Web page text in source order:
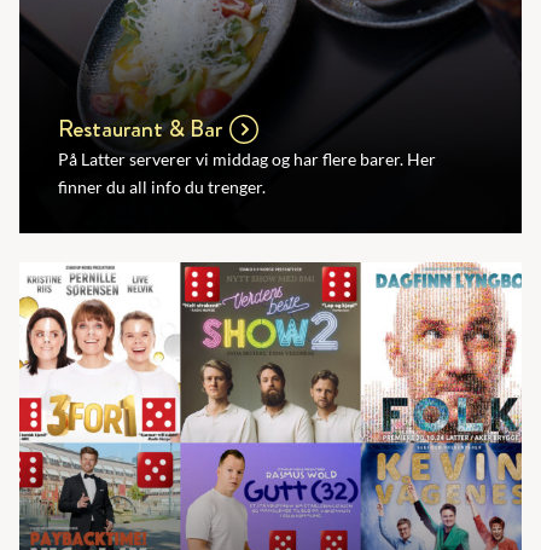
Restaurant & Bar
På Latter serverer vi middag og har flere barer. Her
finner du all info du trenger.